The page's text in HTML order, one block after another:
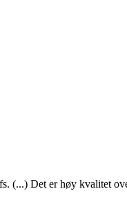
(...) Det er høy kvalitet